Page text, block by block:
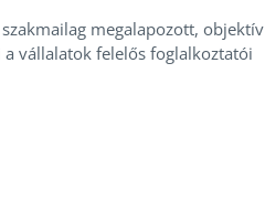
megalapozott, objektív
vállalatok felelős foglalkoztatói